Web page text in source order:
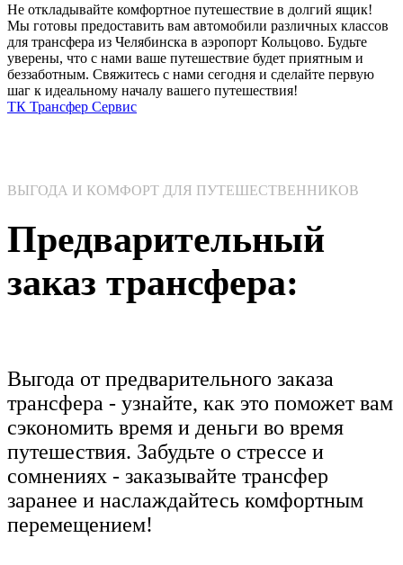
Не откладывайте комфортное путешествие в долгий ящик!
Мы готовы предоставить вам автомобили различных классов
для трансфера из Челябинска в аэропорт Кольцово. Будьте
уверены, что с нами ваше путешествие будет приятным и
беззаботным. Свяжитесь с нами сегодня и сделайте первую
шаг к идеальному началу вашего путешествия!
ТК Трансфер Сервис
ВЫГОДА И КОМФОРТ ДЛЯ ПУТЕШЕСТВЕННИКОВ
Предварительный
заказ трансфера:
Выгода от предварительного заказа
трансфера - узнайте, как это поможет вам
сэкономить время и деньги во время
путешествия. Забудьте о стрессе и
сомнениях - заказывайте трансфер
заранее и наслаждайтесь комфортным
перемещением!